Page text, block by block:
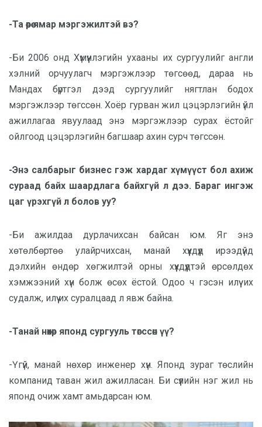
-Та өөрөө ямар мэргэжилтэй вэ?
-Би 2006 онд Хүмүүнлэгийн ухааны их сургуулийг англи
хэлний орчуулагч мэргэжлээр төгсөөд, дараа нь
Мандах бүртгэл дээд сургуулийг нягтлан бодох
мэргэжлээр төгссөн. Хоёр гурван жил цэцэрлэгийн үйл
ажиллагаа явуулаад энэ мэргэжлээр сурах ёстойг
ойлгоод цэцэрлэгийн багшаар ахин сурч төгссөн.
-Энэ салбарыг бизнес гэж хардаг хүмүүст бол ахиж
сураад байх шаардлага байхгүй л дээ. Бараг ингэж
цаг үрэхгүй л болов уу?
-Би ажилдаа дурлачихсан байсан юм. Яг энэ
хөтөлбөртөө улайрчихсан, манай хүүхдүүд ирээдүйд
дэлхийн өндөр хөгжилтэй орны хүүхдүүдтэй өрсөлдөх
хэмжээний хүн болж өсөх ёстой. Одоо ч гэсэн илүү их
судалж, илүү их суралцаад л явж байна.
-Танай нөхөр японд сургууль төгссөн үү?
-Үгүй, манай нөхөр инженер хүн. Японд зураг төслийн
компанид таван жил ажилласан. Би сүүлийн нэг жил нь
японд очиж хамт амьдарсан юм.